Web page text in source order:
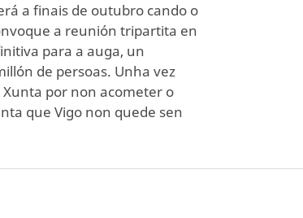
a finais de outubro cando o
a reunión tripartita en
para a auga, un
de persoas. Unha vez
Xunta por non acometer o
que Vigo non quede sen